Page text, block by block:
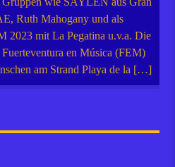
Ruth Mahogany und als
2023 mit La Pegatina u.v.a. Die
en Música (FEM)
am Strand Playa de la […]